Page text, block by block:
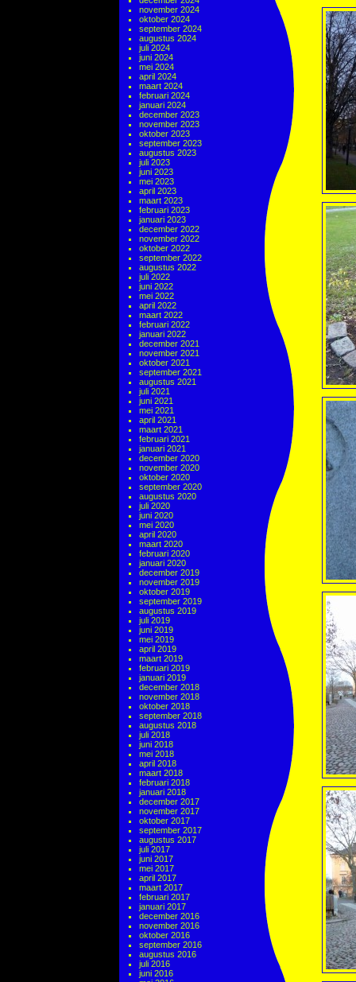
november 2024
oktober 2024
september 2024
augustus 2024
juli 2024
juni 2024
mei 2024
april 2024
maart 2024
februari 2024
januari 2024
december 2023
november 2023
oktober 2023
september 2023
augustus 2023
juli 2023
juni 2023
mei 2023
april 2023
maart 2023
februari 2023
januari 2023
december 2022
november 2022
oktober 2022
september 2022
augustus 2022
juli 2022
juni 2022
mei 2022
april 2022
maart 2022
februari 2022
januari 2022
december 2021
november 2021
oktober 2021
september 2021
augustus 2021
juli 2021
juni 2021
mei 2021
april 2021
maart 2021
februari 2021
januari 2021
december 2020
november 2020
oktober 2020
september 2020
augustus 2020
juli 2020
juni 2020
mei 2020
april 2020
maart 2020
februari 2020
januari 2020
december 2019
november 2019
oktober 2019
september 2019
augustus 2019
juli 2019
juni 2019
mei 2019
april 2019
maart 2019
februari 2019
januari 2019
december 2018
november 2018
oktober 2018
september 2018
augustus 2018
juli 2018
juni 2018
mei 2018
april 2018
maart 2018
februari 2018
januari 2018
december 2017
november 2017
oktober 2017
september 2017
augustus 2017
juli 2017
juni 2017
mei 2017
april 2017
maart 2017
februari 2017
januari 2017
december 2016
november 2016
oktober 2016
september 2016
augustus 2016
juli 2016
juni 2016